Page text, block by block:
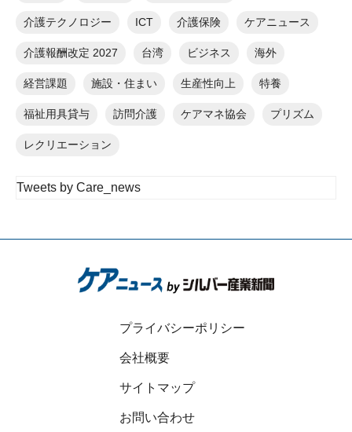
介護テクノロジー ICT 介護保険 ケアニュース
介護報酬改定 2027 台湾 ビジネス 海外
経営課題 施設・住まい 生産性向上 特養
福祉用具貸与 訪問介護 ケアマネ協会 プリズム
レクリエーション
Tweets by Care_news
プライバシーポリシー
会社概要
サイトマップ
お問い合わせ